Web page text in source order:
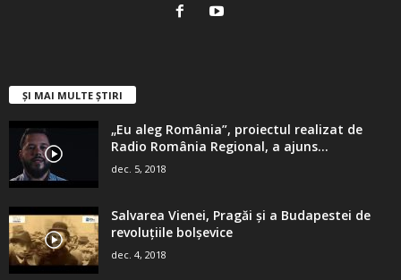
ȘI MAI MULTE ȘTIRI
„Eu aleg România”, proiectul realizat de
Radio România Regional, a ajuns...
dec. 5, 2018
Salvarea Vienei, Pragăi şi a Budapestei de
revoluţiile bolşevice
dec. 4, 2018